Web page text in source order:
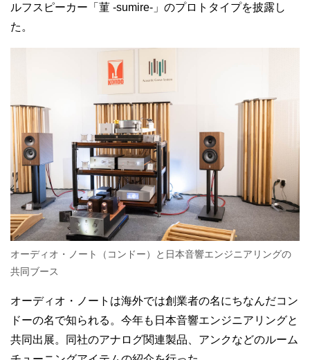
ルフスピーカー「菫 -sumire-」のプロトタイプを披露し
た。
オーディオ・ノート（コンドー）と日本音響エンジニアリングの
共同ブース
オーディオ・ノートは海外では創業者の名にちなんだコン
ドーの名で知られる。今年も日本音響エンジニアリングと
共同出展。同社のアナログ関連製品、アンクなどのルーム